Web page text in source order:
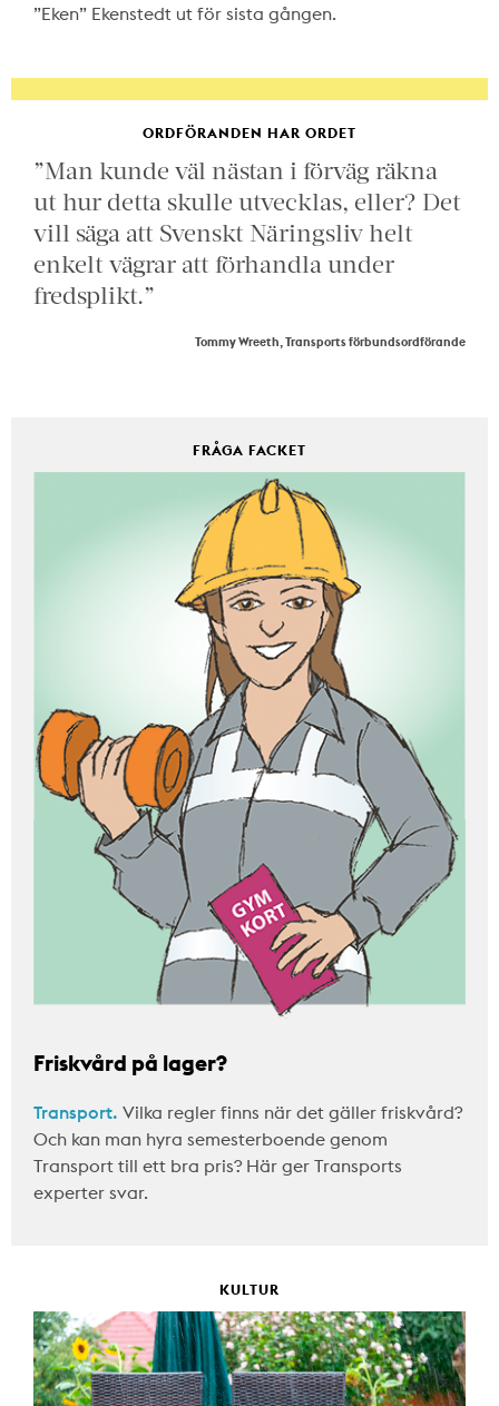
”Eken” Ekenstedt ut för sista gången.
ORDFÖRANDEN HAR ORDET
”Man kunde väl nästan i förväg räkna
ut hur detta skulle utvecklas, eller? Det
vill säga att Svenskt Näringsliv helt
enkelt vägrar att förhandla under
fredsplikt.”
Tommy Wreeth, Transports förbundsordförande
FRÅGA FACKET
Friskvård på lager?
Transport. Vilka regler finns när det gäller friskvård?
Och kan man hyra semesterboende genom
Transport till ett bra pris? Här ger Transports
experter svar.
KULTUR